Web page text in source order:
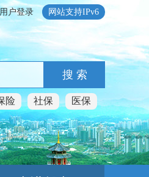
用户登录 网站支持IPv6
搜 索
险 社保 医保